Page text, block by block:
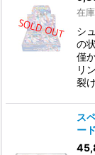
在
シ
の
僅
リ
裂
ス
ー